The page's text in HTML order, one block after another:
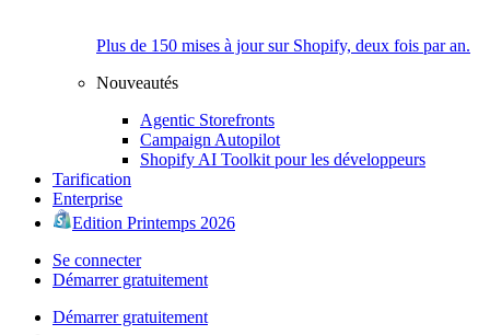
Plus de 150 mises à jour sur Shopify, deux fois par an.
Nouveautés
Agentic Storefronts
Campaign Autopilot
Shopify AI Toolkit pour les développeurs
Tarification
Enterprise
Edition Printemps 2026
Se connecter
Démarrer gratuitement
Démarrer gratuitement